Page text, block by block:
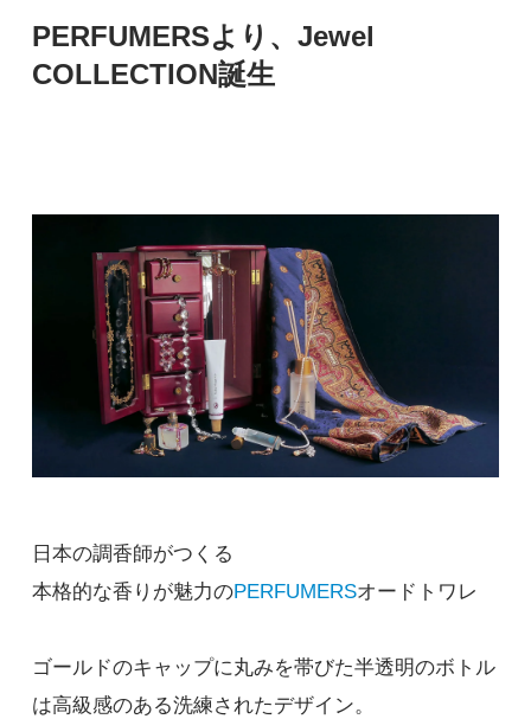
PERFUMERSより、Jewel
COLLECTION誕生
日本の調香師がつくる
本格的な香りが魅力のPERFUMERSオードトワレ
ゴールドのキャップに丸みを帯びた半透明のボトル
は高級感のある洗練されたデザイン。